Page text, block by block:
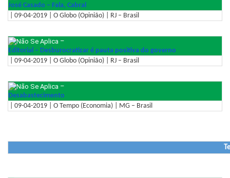
José Casado – Fala, Cabral
| 09-04-2019 | O Globo (Opinião) | RJ – Brasil
–
Editorial – Desburocratizar é pauta positiva do governo
| 09-04-2019 | O Globo (Opinião) | RJ – Brasil
–
Desabastecimento
| 09-04-2019 | O Tempo (Economia) | MG – Brasil